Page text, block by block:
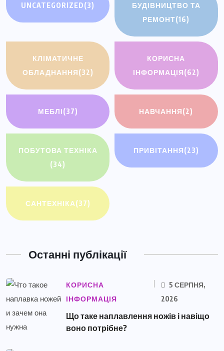
UNCATEGORIZED(3)
БУДІВНИЦТВО ТА
РЕМОНТ(16)
КЛІМАТИЧНЕ
ОБЛАДНАННЯ(32)
КОРИСНА
ІНФОРМАЦІЯ(62)
МЕБЛІ(37) НАВЧАННЯ(2)
ПОБУТОВА ТЕХНІКА
(34)
ПРИВІТАННЯ(23)
САНТЕХНІКА(37)
Останні публікації
КОРИСНА
ІНФОРМАЦІЯ
5 СЕРПНЯ,
2026
Що таке наплавлення ножів і навіщо
воно потрібне?